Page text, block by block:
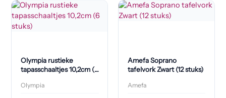
Olympia rustieke
tapasschaaltjes 10,2cm (6
Olympia
Amefa Soprano
tafelvork Zwart (12 stuks)
Amefa